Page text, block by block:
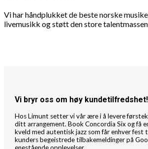
Vi har håndplukket de beste norske
livemusikk og støtt den store
Vi bryr oss om høy kundetilfredshet!
Hos Limunt setter vi vår ære i å levere
ditt arrangement. Book Concordia Six og få
kveld med autentisk jazz som får enhver fest
kunders begeistrede tilbakemeldinger på